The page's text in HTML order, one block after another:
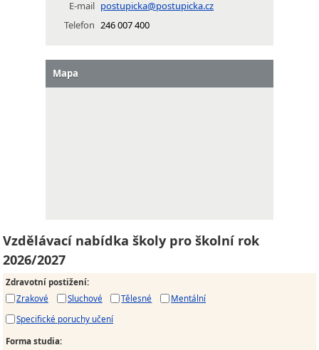
E-mail postupicka@postupicka.cz
Telefon 246 007 400
Mapa
Vzdělávací nabídka školy pro školní rok
2026/2027
Zdravotní postižení:
Zrakové
Sluchové Tělesné
Mentální
Specifické poruchy učení
Forma studia: